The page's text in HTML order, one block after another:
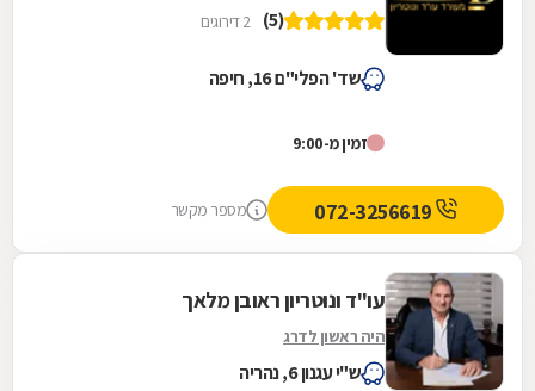
(5) 2 דירוגים
שד' הפלי"ם 16, חיפה
זמין מ-9:00
מספר מקשר
עו"ד ונוטריון ראובן מלאך
היה ראשון לדרג
ש"י עגנון 6, נהריה